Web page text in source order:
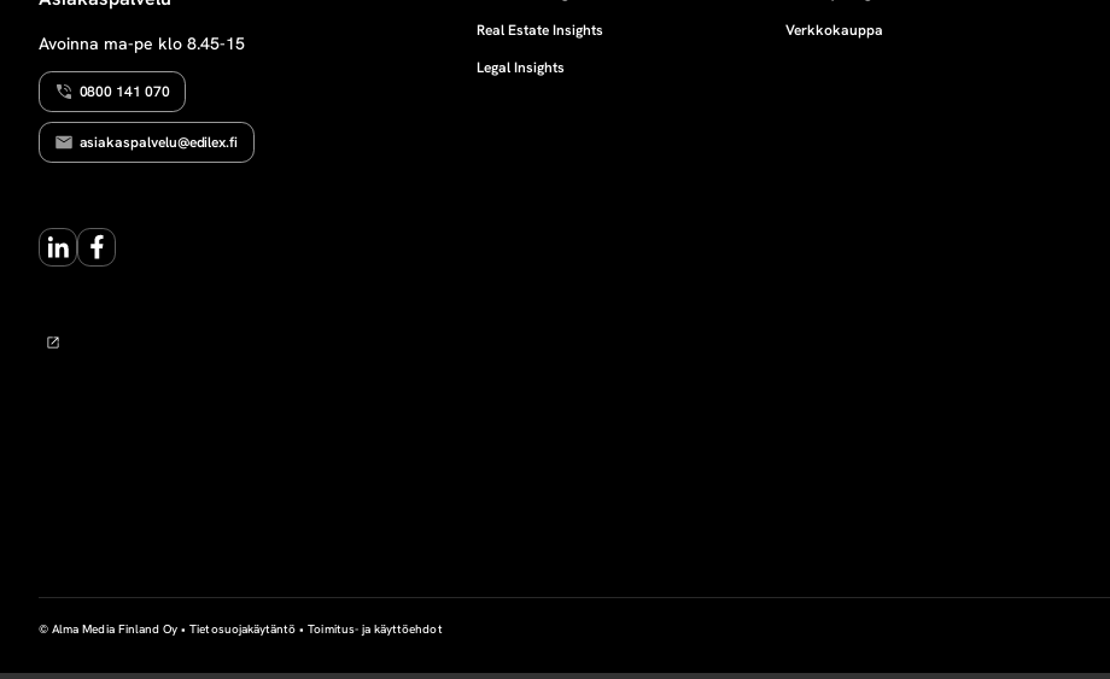
n
e
n
m
y
y
I
Avoinna ma-pe klo 8.45-15
0800 141 070
asiakaspalvelu@edilex.fi
Real Estate Insights
Legal Insights
Verkkokauppa
LinkedInFacebook
© Alma Media Finland Oy •Tietosuojakäytäntö •Toimitus- ja käyttöehdot